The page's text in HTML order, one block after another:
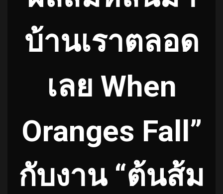
บ้านเราตลอด
เลย When
Oranges Fall”
กับงาน “ต้นส้ม